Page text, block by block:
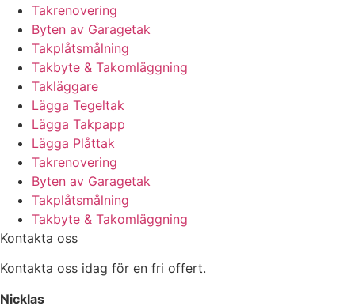
Takrenovering
Byten av Garagetak
Takplåtsmålning
Takbyte & Takomläggning
Takläggare
Lägga Tegeltak
Lägga Takpapp
Lägga Plåttak
Takrenovering
Byten av Garagetak
Takplåtsmålning
Takbyte & Takomläggning
Kontakta oss
Kontakta oss idag för en fri offert.
Nicklas